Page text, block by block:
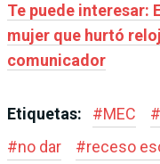
Te puede interesar:
mujer que hurtó
comunicador
Etiquetas: #MEC #
#no dar #receso